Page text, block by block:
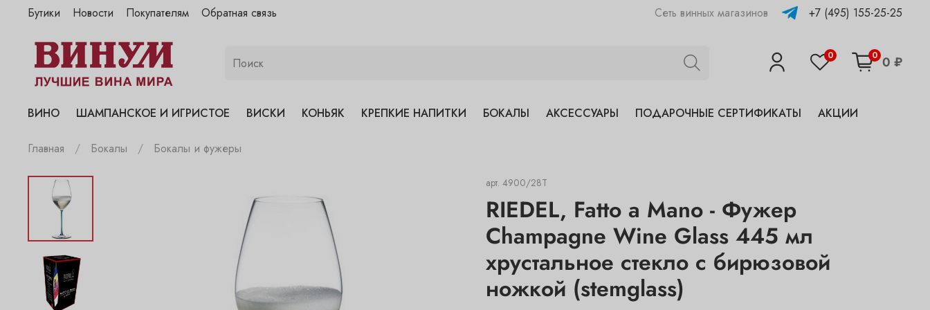
Бутики
"Винум" на Полянке
"Винум" на Гранатном
"Винум" на Сухаревском
"Винум" на Садовнической
Новости Покупателям Обратная связь Сеть винных магазинов +7 (495) 155-25-25
0 0 0 ₽
ВИНО ШАМПАНСКОЕ И ИГРИСТОЕ ВИСКИ КОНЬЯК КРЕПКИЕ НАПИТКИ БОКАЛЫ АКСЕССУАРЫ ПОДАРОЧНЫЕ СЕРТИФИКАТЫ АКЦИИ
Главная Бокалы Бокалы и фужеры
арт. 4900/28T
RIEDEL, Fatto a Mano - Фужер
Champagne Wine Glass 445 мл
хрустальное стекло с бирюзовой
ножкой (stemglass)